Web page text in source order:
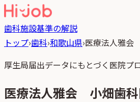
歯科施設基準の解説
トップ›歯科›和歌山県›医療法人雅会
厚生局届出データにもとづく医院プ
医療法人雅会 小畑歯